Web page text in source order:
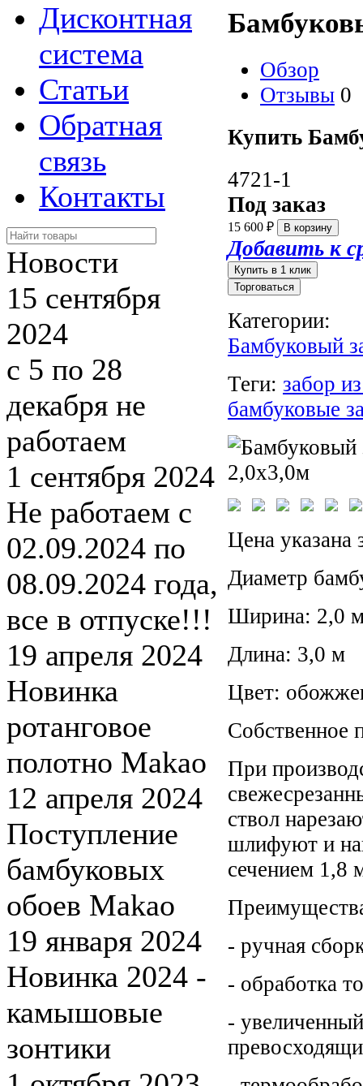
Дисконтная
система
Статьи
Обратная
связь
Контакты
Новости
15 сентября
2024
с 5 по 28
декабря не
работаем
1 сентября 2024
Не работаем с
02.09.2024 по
08.09.2024 года,
все в отпуске!!!
19 апреля 2024
Новинка
ротанговое
полотно Makao
12 апреля 2024
Поступление
бамбуковых
обоев Makao
19 января 2024
Новинка 2024 -
камышовые
зонтики
Обзор
Отзывы 0
Купить
4721-1
Под заказ
15 600 ₽
Добавить к
Торговаться
Категории:
Бамбуковый
Теги: забор
бамбуковые
Цена указана
Диаметр
Ширина: 2,0
Длина: 3,0 м
Цвет:
Собственное
При
ствол
шлифуют и
сечением 1,8
- ручная
- обработка
-